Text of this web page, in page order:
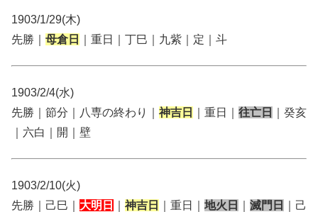
1903/1/29(木)
先勝｜ 母倉日 ｜重日｜丁巳｜九紫｜定｜斗
1903/2/4(水)
先勝｜節分｜八専の終わり｜ 神吉日 ｜重日｜ 往亡日
｜癸亥
｜六白｜開｜壁
1903/2/10(火)
先勝｜己巳｜ 大明日 神吉日 ｜重日｜ 地火日 滅門日
｜己